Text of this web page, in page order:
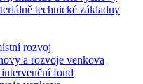
technické základny
rozvoj
a rozvoje venkova
fond